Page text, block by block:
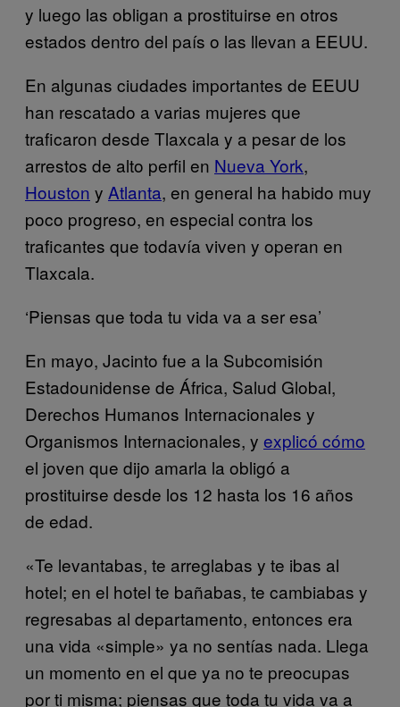
y luego las obligan a prostituirse en otros
estados dentro del país o las llevan a EEUU.
En algunas ciudades importantes de EEUU
han rescatado a varias mujeres que
traficaron desde Tlaxcala y a pesar de los
arrestos de alto perfil en Nueva York,
Houston y Atlanta, en general ha habido muy
poco progreso, en especial contra los
traficantes que todavía viven y operan en
Tlaxcala.
‘Piensas que toda tu vida va a ser esa’
En mayo, Jacinto fue a la Subcomisión
Estadounidense de África, Salud Global,
Derechos Humanos Internacionales y
Organismos Internacionales, y explicó cómo
el joven que dijo amarla la obligó a
prostituirse desde los 12 hasta los 16 años
de edad.
«Te levantabas, te arreglabas y te ibas al
hotel; en el hotel te bañabas, te cambiabas y
regresabas al departamento, entonces era
una vida «simple» ya no sentías nada. Llega
un momento en el que ya no te preocupas
por ti misma; piensas que toda tu vida va a